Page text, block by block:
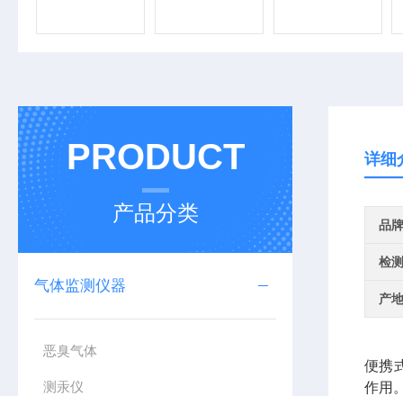
PRODUCT
产品分类
气体监测仪器
恶臭气体
测汞仪
详细
品牌
检
产
便携
作用